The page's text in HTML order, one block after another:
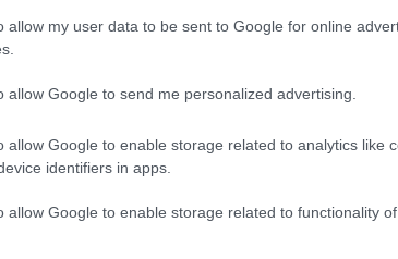
allow my user data to be sent to Google for online
allow Google to send me personalized advertising.
allow Google to enable storage related to analytics like
identifiers in apps.
allow Google to enable storage related to functionality
nekivágott a sugárzásnak. A Neo FM indulása
míg szerződést kötöttek az egykori
Gáborral, és az új rádió arculata körül is
működött a két adó, úgy nézett ki, hogy
médiaszolgáltatási díj fizetésére is
Fidesz-közeli nagyvállalkozók által birtokolt
esett el. A csatorna a jó hallgatottság
felajánlott összeget, így szépen
az akadozóan fizető adót, fizetési